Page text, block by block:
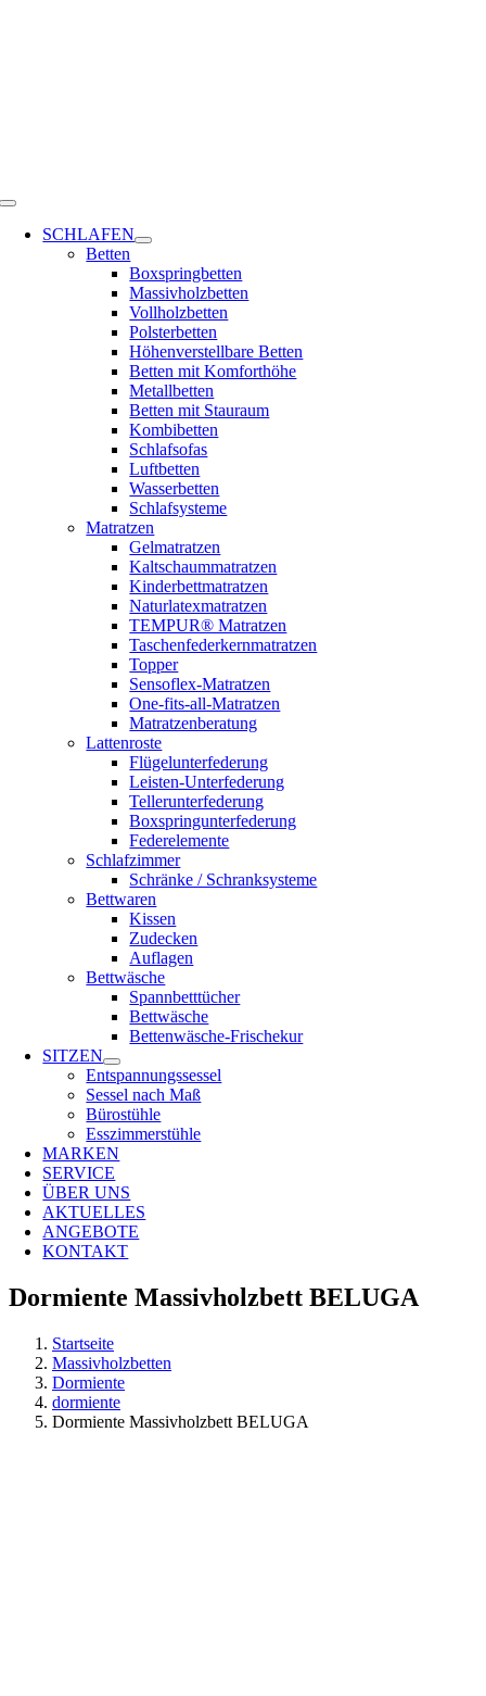
Toggle
NavigationSCHLAFEN
Betten
Boxspringbetten
Massivholzbetten
Vollholzbetten
Polsterbetten
Höhenverstellbare Betten
Betten mit Komforthöhe
Metallbetten
Betten mit Stauraum
Kombibetten
Schlafsofas
Luftbetten
Wasserbetten
Schlafsysteme
Matratzen
Gelmatratzen
Kaltschaummatratzen
Kinderbettmatratzen
Naturlatexmatratzen
TEMPUR® Matratzen
Taschenfederkernmatratzen
Topper
Sensoflex-Matratzen
One-fits-all-Matratzen
Matratzenberatung
Lattenroste
Flügelunterfederung
Leisten-Unterfederung
Tellerunterfederung
Boxspringunterfederung
Federelemente
Schlafzimmer
Schränke / Schranksysteme
Bettwaren
Kissen
Zudecken
Auflagen
Bettwäsche
Spannbetttücher
Bettwäsche
Bettenwäsche-Frischekur
SITZEN
Entspannungssessel
Sessel nach Maß
Bürostühle
Esszimmerstühle
MARKEN
SERVICE
ÜBER UNS
AKTUELLES
ANGEBOTE
KONTAKT
Dormiente Massivholzbett BELUGA
Startseite
Massivholzbetten
Dormiente
dormiente
Dormiente Massivholzbett BELUGA